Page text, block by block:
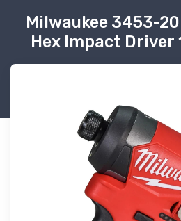
Milwaukee 3453-
Hex Impact Driver